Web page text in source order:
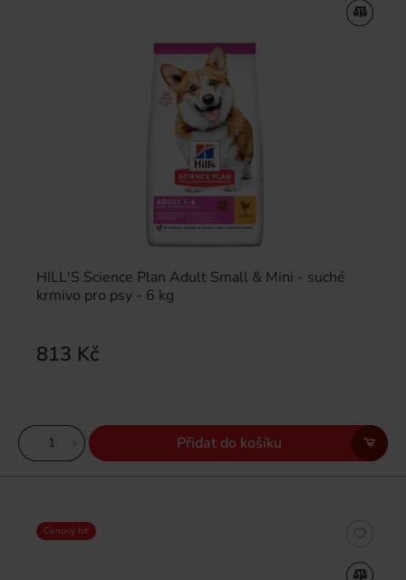
HILL'S Science Plan Adult Small & Mini - suché
krmivo pro psy - 6 kg
813 Kč
Přidat do košíku
Cenový hit